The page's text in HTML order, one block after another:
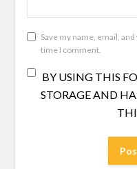
Save my name, email,
time I comment.
BY USING THIS
STORAGE AND